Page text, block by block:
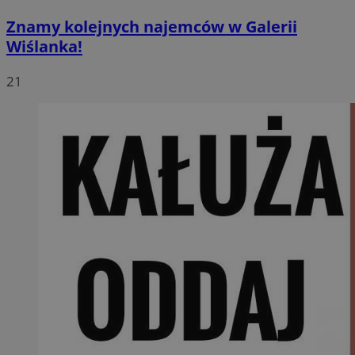
Znamy kolejnych najemców w Galerii
Wiślanka!
21